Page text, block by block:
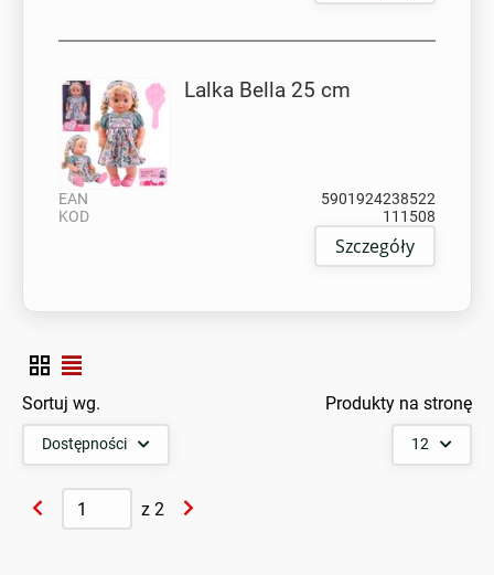
Lalka Bella 25 cm
EAN
5901924238522
KOD
111508
Szczegóły
Sortuj wg.
Dostępności 12
Produkty na stronę
z 2